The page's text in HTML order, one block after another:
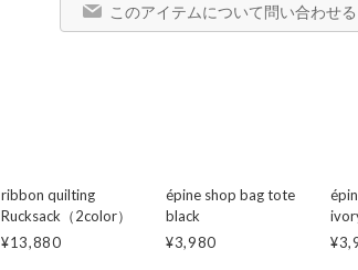
このアイテムについて問い合わせる
ribbon quilting
Rucksack（2color）
¥13,880
épine shop bag tote
black
¥3,980